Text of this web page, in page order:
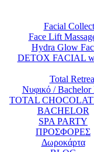
Facial
Face Lift
Hydra Glow
DETOX FACIAL
Total
Νυφικό /
TOTAL
BACHELOR
SPA PARTY
ΠΡΟΣΦΟΡΕΣ
Δωροκάρτα